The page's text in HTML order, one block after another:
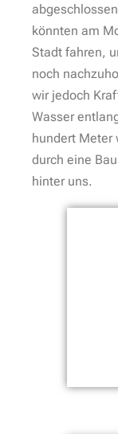
könnten am
Stadt fahren,
noch
wir jedoch
Wasser
hundert Meter
durch eine
hinter uns.